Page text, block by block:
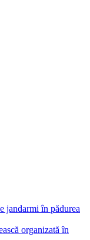
jandarmi în pădurea
organizată în